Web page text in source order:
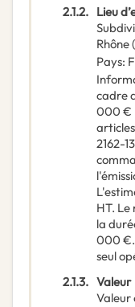
2.1.2. Lieu
Rhône(
Pays:
cadre
000 €
articles
2162-
HT.
la
000 €.
seul
2.1.3. Valeur
Valeur